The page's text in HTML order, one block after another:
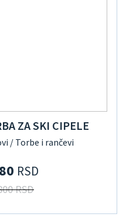
ZA SKI CIPELE
/ Torbe i rančevi
RSD
RSD